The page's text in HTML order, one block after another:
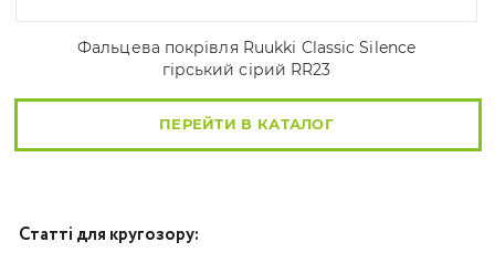
Фальцева покрівля Ruukki Classic Silence
гірський сірий RR23
ПЕРЕЙТИ В КАТАЛОГ
Статті для кругозору: